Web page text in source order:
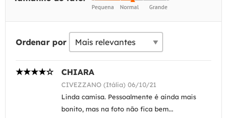
Ordenar por
CHIARA
CIVEZZANO (Itália) 06/10/21
Linda camisa. Pessoalmente é ainda mais
bonito, mas na foto não fica bem...